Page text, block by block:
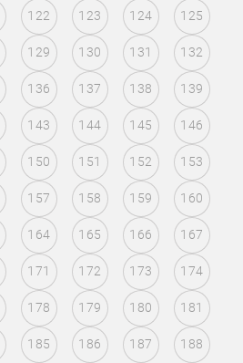
122 123 124 125
129 130 131 132
136 137 138 139
143 144 145 146
150 151 152 153
157 158 159 160
164 165 166 167
171 172 173 174
178 179 180 181
185 186 187 188